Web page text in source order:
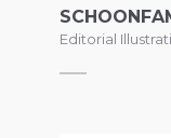
Editorial